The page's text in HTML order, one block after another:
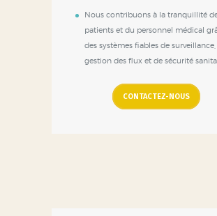
Nous contribuons à la tranquillité
patients et du personnel médical
des systèmes fiables de
gestion des flux et de sécurité
CONTACTEZ-NOUS